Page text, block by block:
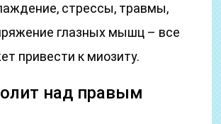
стрессы, травмы,
глазных мышц – все
привести к миозиту.
над правым